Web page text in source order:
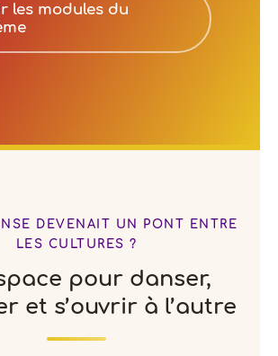
les modules du
DEVENAIT UN PONT ENTRE
LES CULTURES ?
pour danser,
et s’ouvrir à l’autre